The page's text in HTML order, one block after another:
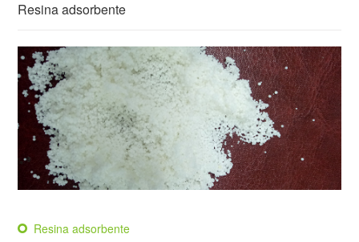
Resina adsorbente
Resina adsorbente